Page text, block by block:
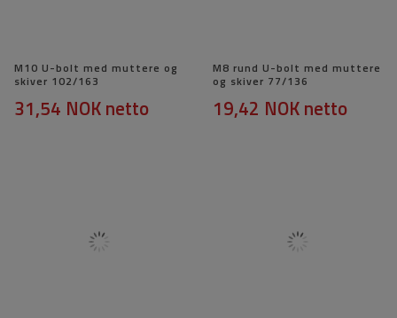
M10 U-bolt med muttere og
skiver 102/163
31,54 NOKnetto
M8 rund U-bolt med muttere
og skiver 77/136
19,42 NOKnetto